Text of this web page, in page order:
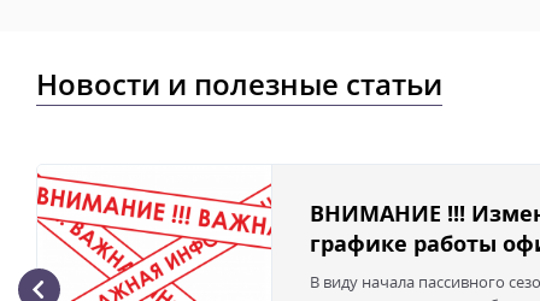
Новости и полезные статьи
ВНИМАНИЕ !!!
графике работы
В виду начала пассивного